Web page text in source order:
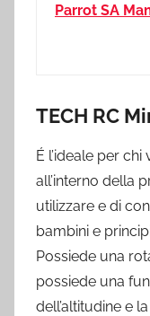
Parrot SA
TECH RC
É l’ideale per
all’interno della
utilizzare e di
bambini e
Possiede una
possiede una
dell’altitudine e